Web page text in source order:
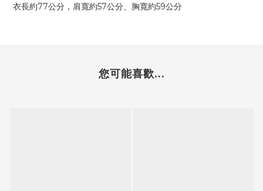
衣長約77公分，肩寬約57公分、胸寬約59公分
您可能喜歡...